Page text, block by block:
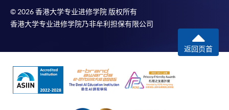
© 2026 香港大学专业进修学院 版权所有
香港大学专业进修学院乃非牟利担保有限公司
返回页首